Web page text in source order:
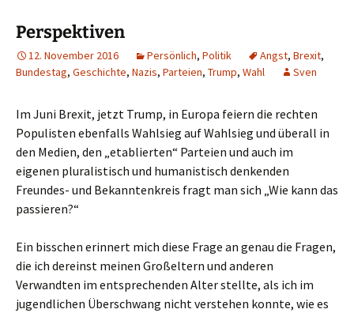
Perspektiven
12. November 2016 Persönlich, Politik Angst, Brexit,
Bundestag, Geschichte, Nazis, Parteien, Trump, Wahl Sven
Im Juni Brexit, jetzt Trump, in Europa feiern die rechten
Populisten ebenfalls Wahlsieg auf Wahlsieg und überall in
den Medien, den „etablierten“ Parteien und auch im
eigenen pluralistisch und humanistisch denkenden
Freundes- und Bekanntenkreis fragt man sich „Wie kann das
passieren?“
Ein bisschen erinnert mich diese Frage an genau die Fragen,
die ich dereinst meinen Großeltern und anderen
Verwandten im entsprechenden Alter stellte, als ich im
jugendlichen Überschwang nicht verstehen konnte, wie es